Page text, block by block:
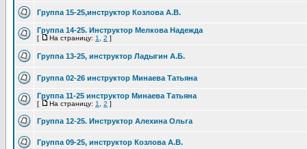
Группа 15-25,инструктор Козлова А.В.
Группа 14-25. Инструктор Мелкова Надежда
[ На страницу: 1 2 ]
Группа 13-25, инструктор Ладыгин А.Б.
Группа 02-26 инструктор Минаева Татьяна
Группа 11-25 инструктор Минаева Татьяна
[ На страницу: 1 2 ]
Группа 12-25. Инструктор Алехина Ольга
Группа 09-25, инструктор Козлова А.В.